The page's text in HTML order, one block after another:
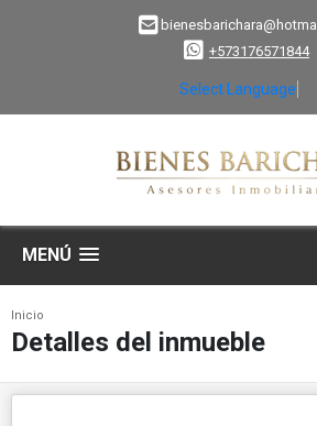
+573176571844
Select Language
MENÚ
Inicio
Detalles del inmueble